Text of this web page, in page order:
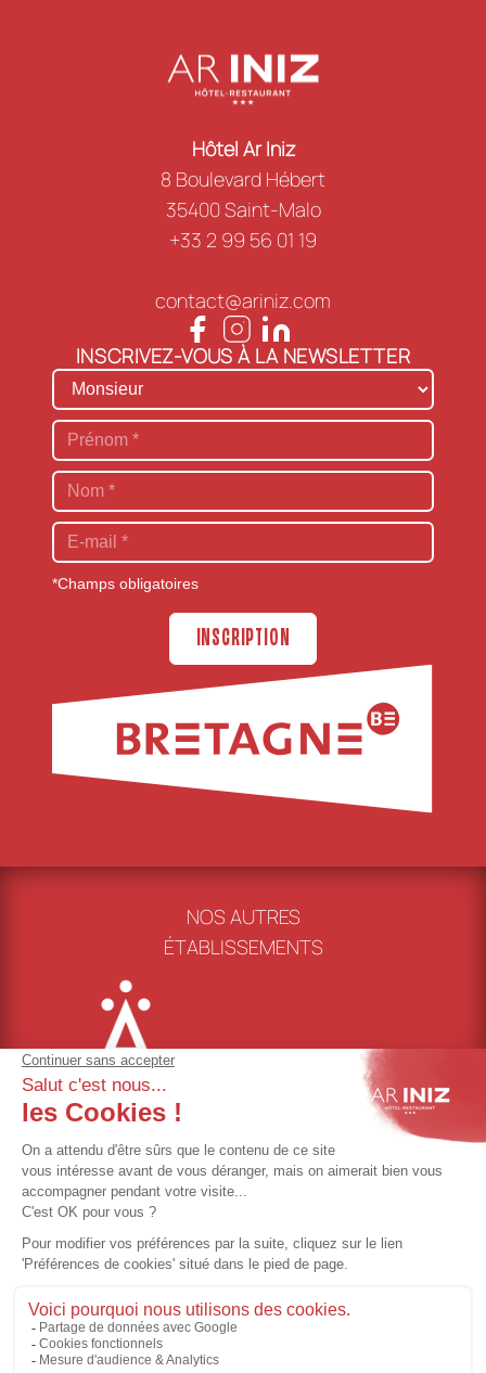
Hôtel Ar Iniz
8 Boulevard Hébert
35400 Saint-Malo
+33 2 99 56 01 19
contact@ariniz.com
INSCRIVEZ-VOUS À LA NEWSLETTER
*Champs obligatoires
INSCRIPTION
NOS AUTRES
ÉTABLISSEMENTS